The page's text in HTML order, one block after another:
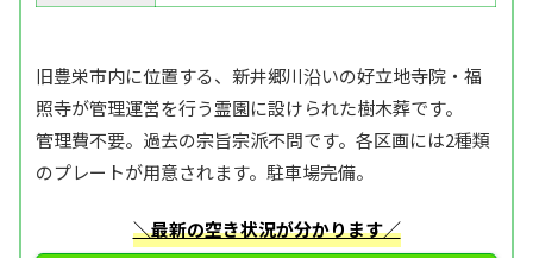
旧豊栄市内に位置する、新井郷川沿いの好立地寺院・福
照寺が管理運営を行う霊園に設けられた樹木葬です。
管理費不要。過去の宗旨宗派不問です。各区画には2種類
のプレートが用意されます。駐車場完備。
＼最新の空き状況が分かります／